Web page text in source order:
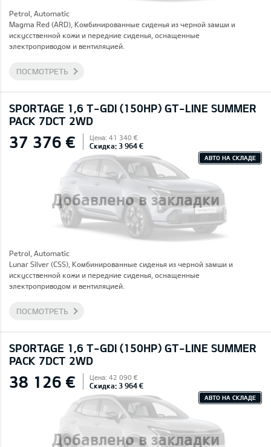
Petrol, Automatic
Magma Red (ARD), Комбинированные сиденья из черной замши и
искусственной кожи и передние сиденья, оснащенные
электроприводом и вентиляцией.
ПОСМОТРЕТЬ
SPORTAGE 1,6 T-GDI (150HP) GT-LINE SUMMER
PACK 7DCT 2WD
Добавлено в закладки
37 376 € Цена: 41 340 €
Скидка: 3 964 €
АВТО НА СКЛАДЕ
Petrol, Automatic
Lunar Silver (CSS), Комбинированные сиденья из черной замши и
искусственной кожи и передние сиденья, оснащенные
электроприводом и вентиляцией.
ПОСМОТРЕТЬ
SPORTAGE 1,6 T-GDI (150HP) GT-LINE SUMMER
PACK 7DCT 2WD
Добавлено в закладки
38 126 € Цена: 42 090 €
Скидка: 3 964 €
АВТО НА СКЛАДЕ